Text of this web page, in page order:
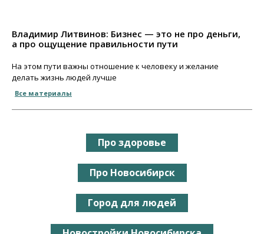
Владимир Литвинов: Бизнес — это не про деньги,
а про ощущение правильности пути
На этом пути важны отношение к человеку и желание
делать жизнь людей лучше
Все материалы
Про здоровье
Про Новосибирск
Город для людей